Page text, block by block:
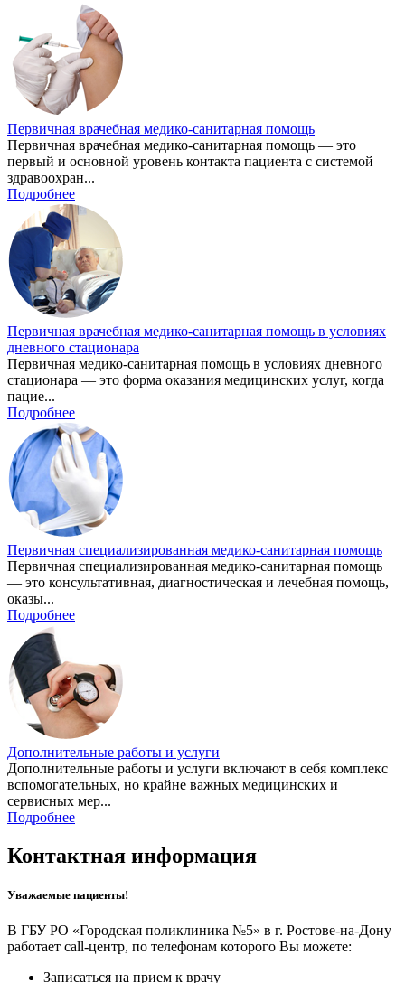
Первичная врачебная медико-санитарная помощь
Первичная врачебная медико-санитарная помощь — это
первый и основной уровень контакта пациента с системой
здравоохран...
Подробнее
Первичная врачебная медико-санитарная помощь в условиях
дневного стационара
Первичная медико-санитарная помощь в условиях дневного
стационара — это форма оказания медицинских услуг, когда
пацие...
Подробнее
Первичная специализированная медико-санитарная помощь
Первичная специализированная медико-санитарная помощь
— это консультативная, диагностическая и лечебная помощь,
оказы...
Подробнее
Дополнительные работы и услуги
Дополнительные работы и услуги включают в себя комплекс
вспомогательных, но крайне важных медицинских и
сервисных мер...
Подробнее
Контактная информация
Уважаемые пациенты!
В ГБУ РО «Городская поликлиника №5» в г. Ростове-на-Дону
работает call-центр, по телефонам которого Вы можете:
Записаться на прием к врачу